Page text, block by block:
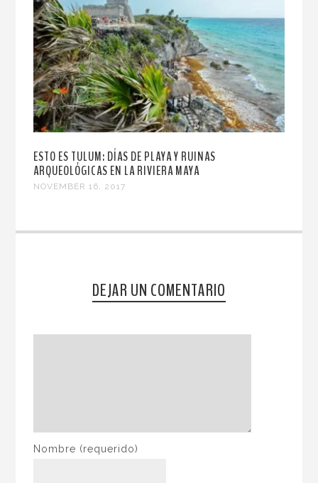
ESTO ES TULUM: DÍAS DE PLAYA Y RUINAS
ARQUEOLÓGICAS EN LA RIVIERA MAYA
NOVEMBER 16, 2017
DEJAR UN COMENTARIO
Nombre (requerido)